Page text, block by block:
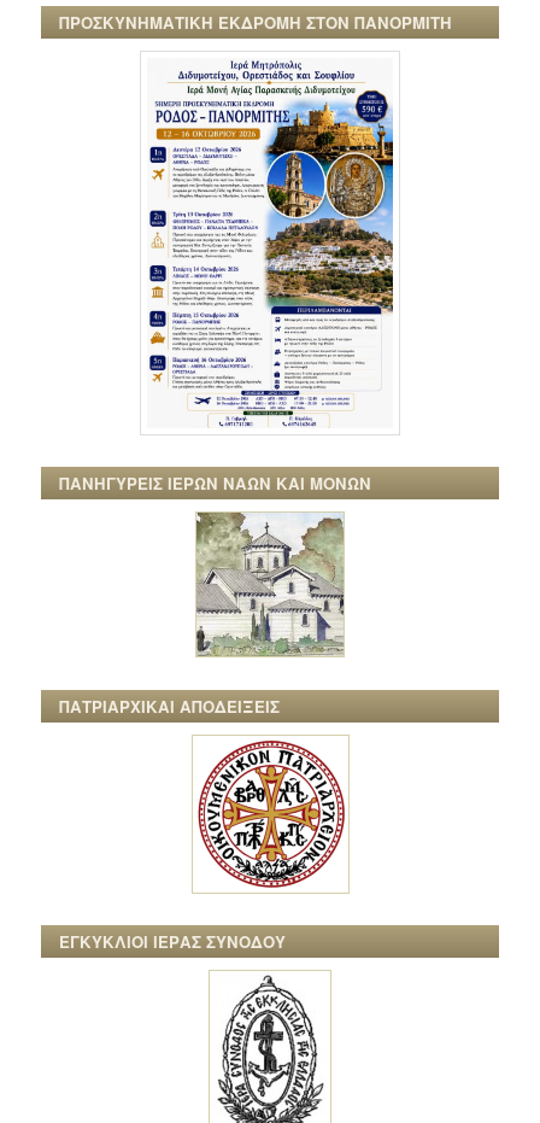
ΠΡΟΣΚΥΝΗΜΑΤΙΚΗ ΕΚΔΡΟΜΗ ΣΤΟΝ ΠΑΝΟΡΜΙΤΗ
ΠΑΝΗΓΥΡΕΙΣ ΙΕΡΩΝ ΝΑΩΝ ΚΑΙ ΜΟΝΩΝ
ΠΑΤΡΙΑΡΧΙΚΑΙ ΑΠΟΔΕΙΞΕΙΣ
ΕΓΚΥΚΛΙΟΙ ΙΕΡΑΣ ΣΥΝΟΔΟΥ